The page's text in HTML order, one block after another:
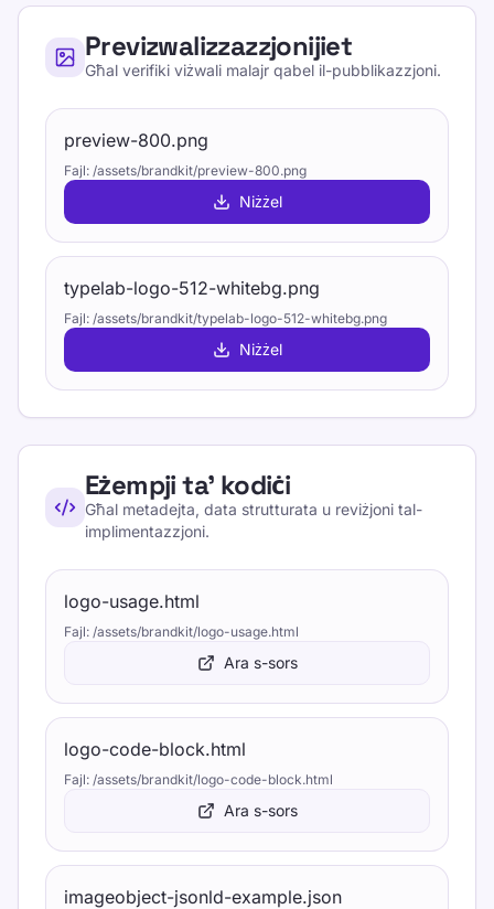
Previzwalizzazzjonijiet
Għal verifiki viżwali malajr qabel il-pubblikazzjoni.
preview-800.png
Fajl: /assets/brandkit/preview-800.png
Niżżel
typelab-logo-512-whitebg.png
Fajl: /assets/brandkit/typelab-logo-512-whitebg.png
Niżżel
Eżempji ta’ kodiċi
Għal metadejta, data strutturata u reviżjoni tal-
implimentazzjoni.
logo-usage.html
Fajl: /assets/brandkit/logo-usage.html
Ara s-sors
logo-code-block.html
Fajl: /assets/brandkit/logo-code-block.html
Ara s-sors
imageobject-jsonld-example.json